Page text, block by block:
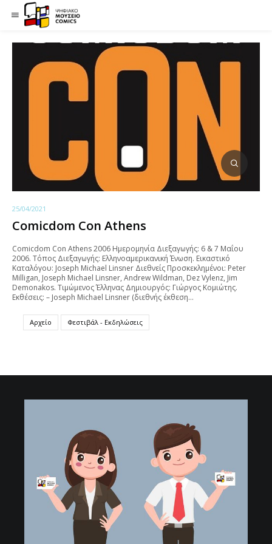
25/04/2021
Comicdom Con Athens
Comicdom Con Athens 2006 Ημερομηνία Διεξαγωγής: 6 & 7 Mαΐου
2006. Τόπος Διεξαγωγής: Ελληνοαμερικανική Ένωση. Εικαστικό
Καταλόγου: Joseph Michael Linsner Διεθνείς Προσκεκλημένοι: Peter
Milligan, Joseph Michael Linsner, Andrew Wildman, Dez Vylenz, Jim
Demonakos. Τιμώμενος Έλληνας Δημιουργός: Γιώργος Κομιώτης.
Εκθέσεις: – Joseph Michael Linsner (διεθνής έκθεση…
Αρχείο Φεστιβάλ - Εκδηλώσεις